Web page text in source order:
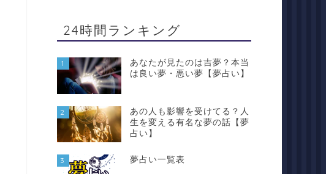
24時間ランキング
1
あなたが見たのは吉夢？本当
は良い夢・悪い夢【夢占い】
2
あの人も影響を受けてる？人
生を変える有名な夢の話【夢
占い】
3 夢占い一覧表